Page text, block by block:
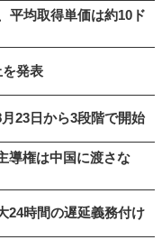
平均取得単価は約10ド
発表
23日から3段階で開始
導権は中国に渡さな
24時間の遅延義務付け